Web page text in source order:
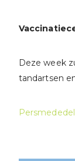
Deze week
tandartsen